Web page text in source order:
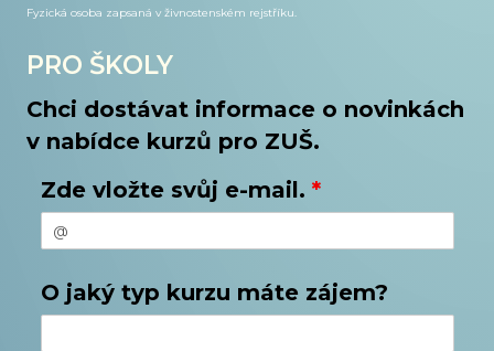
Fyzická osoba zapsaná v živnostenském rejstříku.
PRO ŠKOLY
Chci dostávat informace o novinkách
v nabídce kurzů pro ZUŠ.
Zde vložte svůj e-mail. *
O jaký typ kurzu máte zájem?